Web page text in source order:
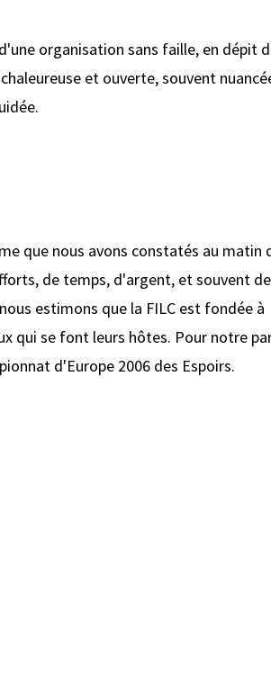
organisation sans faille, en dépit
et ouverte, souvent
que nous avons constatés au matin
de temps, d'argent, et souvent de
estimons que la FILC est fondée à
qui se font leurs hôtes. Pour notre
d'Europe 2006 des Espoirs.